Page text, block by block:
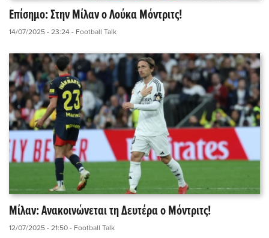
Επίσημο: Στην Μίλαν ο Λούκα Μόντριτς!
14/07/2025 - 23:24 - Football Talk
Μίλαν: Ανακοινώνεται τη Δευτέρα ο Μόντριτς!
12/07/2025 - 21:50 - Football Talk